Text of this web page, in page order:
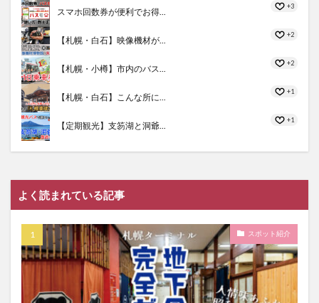
スマホ回数券が便利でお得...
+3
【札幌・白石】映像機材が...
+2
【札幌・小樽】市内のバス...
+2
【札幌・白石】こんな所に...
+1
【定期観光】支笏湖と洞爺...
+1
よく読まれている記事
スポット紹介